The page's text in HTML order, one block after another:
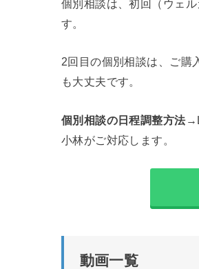
個別相談は、初回（ウェ
す。
2回目の個別相談は、ご購
も大丈夫です。
個別相談の日程調整方法
小林がご対応します。
動画一覧